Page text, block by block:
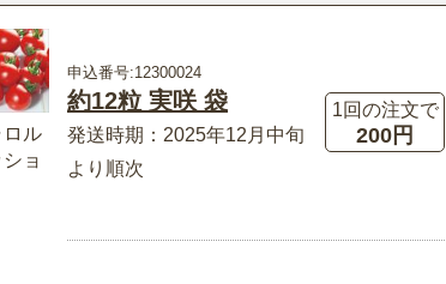
ロル
ョ
申込番号:12300024
約12粒 実咲 袋
発送時期：2025年12月中旬
より順次
1回の注文で
200円